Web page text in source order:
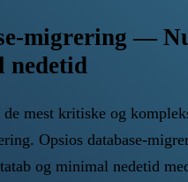
migrering —
nedetid
de mest kritiske og
Opsios database-
og minimal nedetid